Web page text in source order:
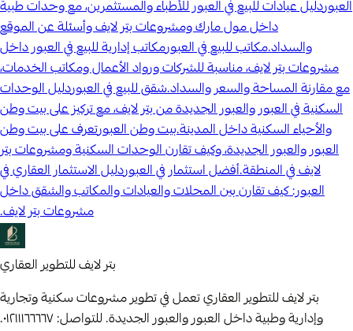
العبوردليل عيادات للبيع في العبور للأطباء والمستثمرين، مع وحدات طبية
داخل مول مارك ومشروعات بتر لايف وأسئلة عن الموقع
والسداد.مكاتب للبيع في العبورمكاتب إدارية للبيع في العبور داخل
مشروعات بتر لايف، مناسبة للشركات ورواد الأعمال ومكاتب الخدمات،
مع مقارنة المساحة والسعر والسداد.شقق للبيع في العبوردليل الوحدات
السكنية في العبور والعبور الجديدة من بتر لايف، مع تركيز على بيت وطن
والأحياء السكنية داخل المدينة.بيت وطن العبورتعرف على بيت وطن
العبور والعبور الجديدة، وكيف تقارن الوحدات السكنية ومشروعات بتر
لايف في المنطقة.أفضل استثمار في العبوردليل الاستثمار العقاري في
العبور: كيف تقارن بين المحلات والعيادات والمكاتب والشقق داخل
مشروعات بتر لايف.
بتر لايف للتطوير العقاري
بتر لايف للتطوير العقاري تعمل في تطوير مشروعات سكنية وتجارية
وإدارية وطبية داخل العبور والعبور الجديدة. للتواصل: ٠١٢١١١٦٦٦٦٧.